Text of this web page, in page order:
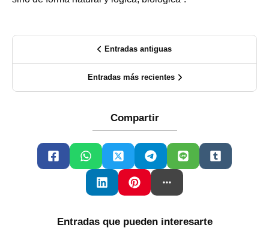
Entradas antiguas
Entradas más recientes
Compartir
Entradas que pueden interesarte